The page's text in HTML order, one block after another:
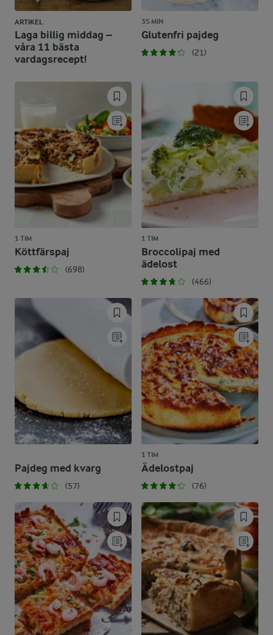
ARTIKEL
Laga billig middag –
våra 11 bästa
vardagsrecept!
35 MIN
Glutenfri pajdeg
(21)
1 TIM
Köttfärspaj
(698)
1 TIM
Broccolipaj med
ädelost
(466)
Pajdeg med kvarg
(57)
1 TIM
Ädelostpaj
(76)